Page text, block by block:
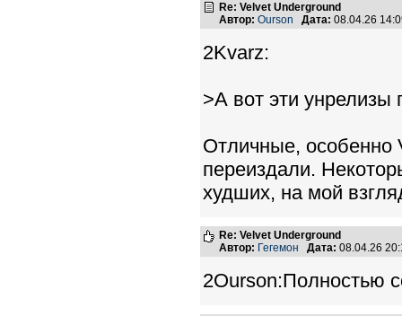
Re: Velvet Underground
Автор: Ourson Дата: 08.04.26
2Kvarz:
>А вот эти унрелизы
Отличные, особенно
переиздали.
худших, на мой
Re: Velvet Underground
Автор: Гегемон Дата: 08.04.26
2Ourson:Полностью